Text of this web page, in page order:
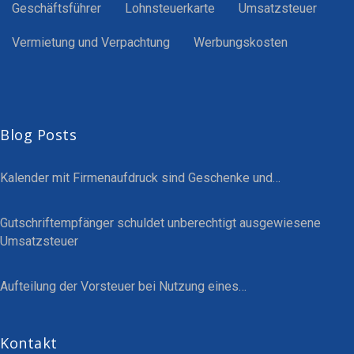
Geschäftsführer Lohnsteuerkarte Umsatzsteuer
Vermietung und Verpachtung Werbungskosten
Blog Posts
Kalender mit Firmenaufdruck sind Geschenke und…
Gutschriftempfänger schuldet unberechtigt ausgewiesene
Umsatzsteuer
Aufteilung der Vorsteuer bei Nutzung eines…
Kontakt